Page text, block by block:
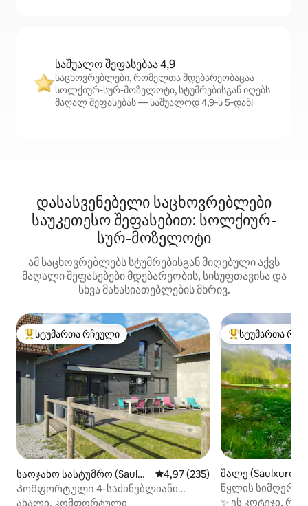
საშუალო შეფასებაა 4,9
საცხოვრებლები, რომელთა მდებარეობაცაა
სოლქიურ-სურ-მოზელოტი, სტუმრებისგან იღებს
მაღალ შეფასებას — საშუალოდ 4,9‑ს 5‑დან!
დასასვენებელი საცხოვრებლები
საუკეთესო შეფასებით: სოლქიურ-
სურ-მოზელოტი
ამ საცხოვრებლებს სტუმრებისგან მიღებული აქვს
მაღალი შეფასებები მდებარეობის, სისუფთავისა და
სხვა მახასიათებლების მხრივ.
სტუმართა რჩეული მოწინავე ვარიანტი
სტუმართა რჩეული
საოჯახო სასტუმრო (Saulxu
res-sur-Moselotte)
საშუალო შეფასებაა 5‑დან
4,97 (235)
Კომფორტული 4-საძინებლიანი
კოტეჯი,ტერასა, ბალნეო, საუნა
ახალი, კომფორტული
სტუმართა
სტუმართა
შალე
e)
წყლის სიმღერის
✨ ეს კოტეჯი,